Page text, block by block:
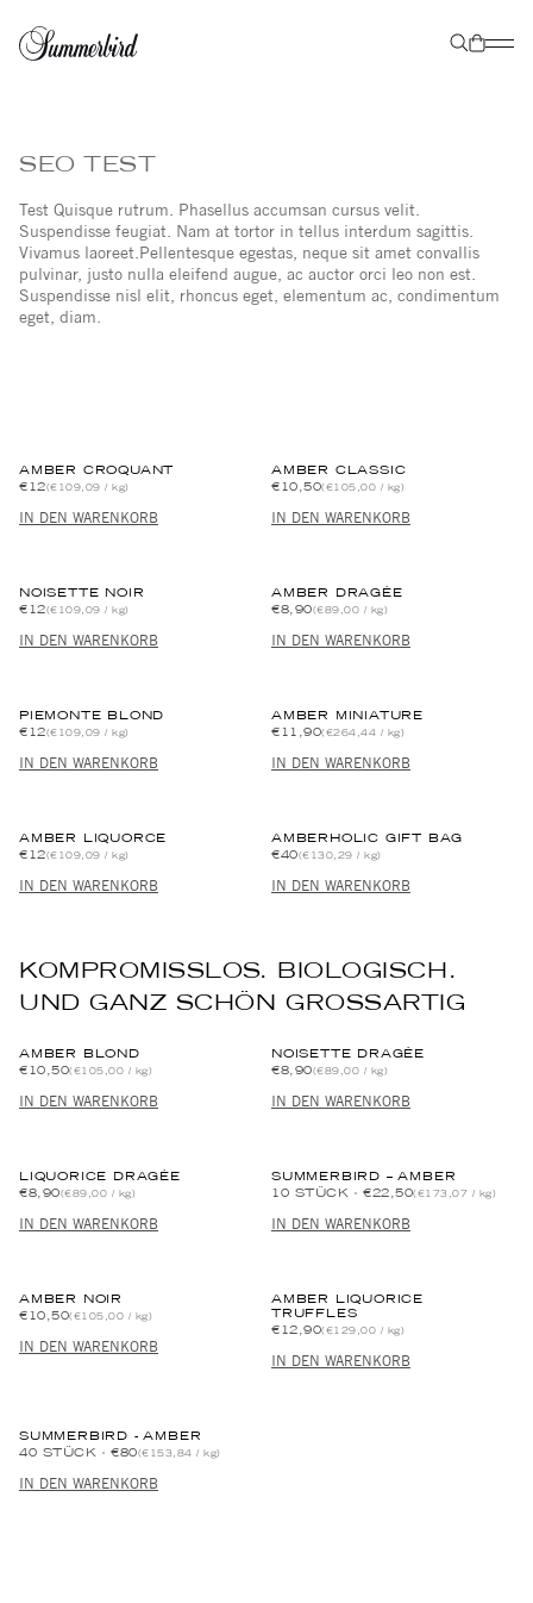
SEO TEST
Test Quisque rutrum. Phasellus accumsan cursus velit.
Suspendisse feugiat. Nam at tortor in tellus interdum sagittis.
Vivamus laoreet.Pellentesque egestas, neque sit amet convallis
pulvinar, justo nulla eleifend augue, ac auctor orci leo non est.
Suspendisse nisl elit, rhoncus eget, elementum ac, condimentum
eget, diam.
AMBER CROQUANT
€12(€109,09 / kg)
IN DEN WARENKORB
AMBER CLASSIC
€10,50(€105,00 / kg)
IN DEN WARENKORB
NOISETTE NOIR
€12(€109,09 / kg)
IN DEN WARENKORB
AMBER DRAGÉE
€8,90(€89,00 / kg)
IN DEN WARENKORB
PIEMONTE BLOND
€12(€109,09 / kg)
IN DEN WARENKORB
AMBER MINIATURE
€11,90(€264,44 / kg)
IN DEN WARENKORB
AMBER LIQUORCE
€12(€109,09 / kg)
IN DEN WARENKORB
AMBERHOLIC GIFT BAG
€40(€130,29 / kg)
IN DEN WARENKORB
KOMPROMISSLOS. BIOLOGISCH.
UND GANZ SCHÖN GROSSARTIG
AMBER BLOND
€10,50(€105,00 / kg)
IN DEN WARENKORB
NOISETTE DRAGÉE
€8,90(€89,00 / kg)
IN DEN WARENKORB
LIQUORICE DRAGÉE
€8,90(€89,00 / kg)
IN DEN WARENKORB
SUMMERBIRD – AMBER
10 STÜCK
€22,50(€173,07 / kg)
IN DEN WARENKORB
AMBER NOIR
€10,50(€105,00 / kg)
IN DEN WARENKORB
AMBER LIQUORICE
TRUFFLES
€12,90(€129,00 / kg)
IN DEN WARENKORB
SUMMERBIRD - AMBER
40 STÜCK
€80(€153,84 / kg)
IN DEN WARENKORB